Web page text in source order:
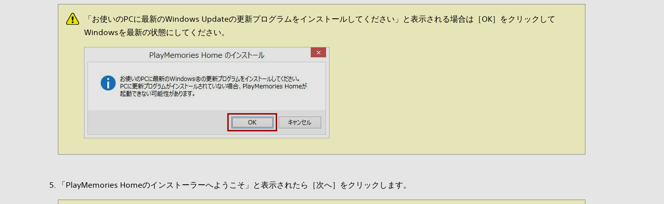
「お使いのPCに最新のWindows Updateの更新プログラムをインストールしてください」と表示される場合は［OK］をクリックして
Windowsを最新の状態にしてください。
「PlayMemories Homeのインストーラーへようこそ」と表示されたら［次へ］をクリックします。